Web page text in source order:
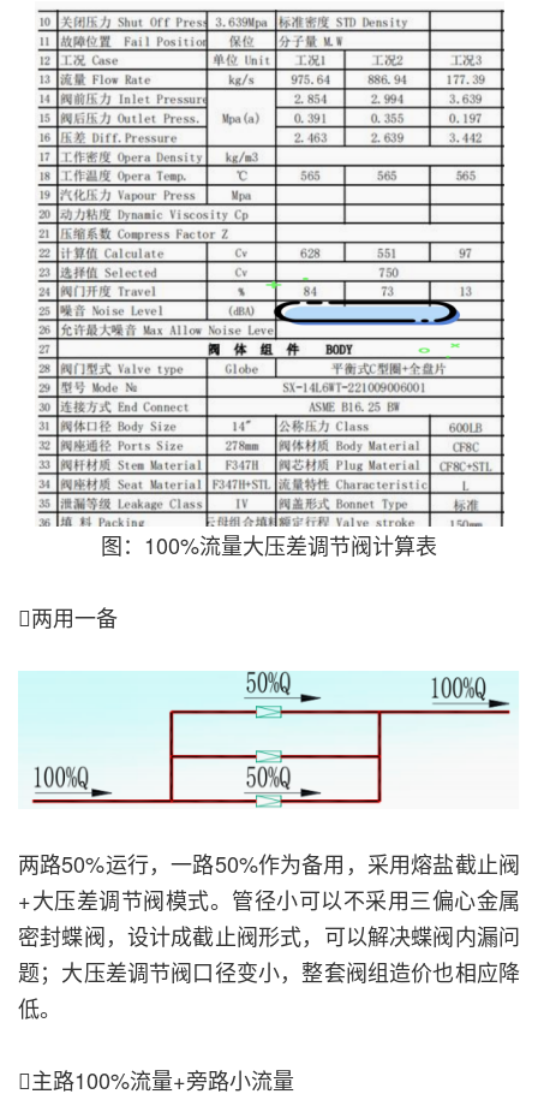
图：100%流量大压差调节阀计算表
两用一备
两路50%运行，一路50%作为备用，采用熔盐截止阀
+大压差调节阀模式。管径小可以不采用三偏心金属
密封蝶阀，设计成截止阀形式，可以解决蝶阀内漏问
题；大压差调节阀口径变小，整套阀组造价也相应降
低。
主路100%流量+旁路小流量